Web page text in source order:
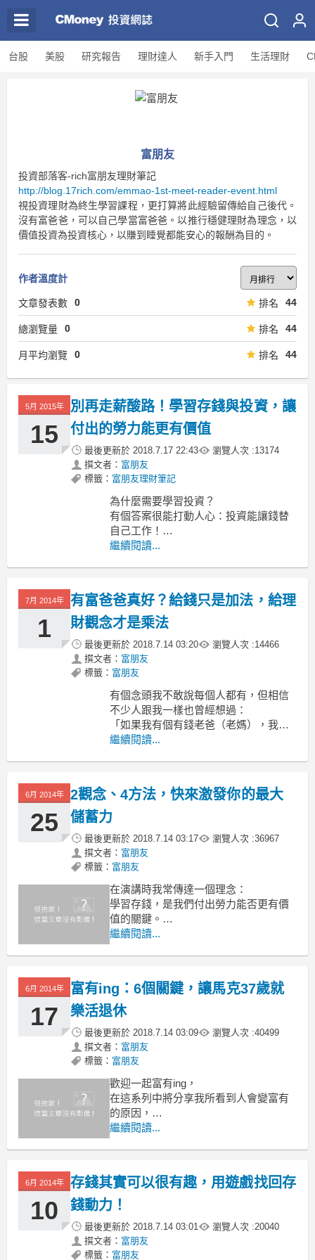
台股 美股 研究報告 理財達人 新手入門 生活理財
富朋友
投資部落客-rich富朋友理財筆記
http://blog.17rich.com/emmao-1st-meet-reader-event.html
視投資理財為終生學習課程，更打算將此經驗留傳給自己後代。
沒有富爸爸，可以自己學當富爸爸。以推行穩健理財為理念，以
價值投資為投資核心，以賺到睡覺都能安心的報酬為目的。
作者溫度計
文章發表數 0 排名 44
總瀏覽量 0 排名 44
月平均瀏覽 0 排名 44
5月 2015年
15
別再走薪酸路！學習存錢與投資，讓
付出的勞力能更有價值
最後更新於 2018.7.17 22:43 瀏覽人次 :13174
撰文者： 富朋友
標籤： 富朋友理財筆記
為什麼需要學習投資？
有個答案很能打動人心：投資能讓錢替
自己工作！
「哇！這也太棒了吧！」
真好，
我將有更多的時間可以運用，工作上的
壓力也不會那麼大，
繼續閱讀...
7月 2014年
1
有富爸爸真好？給錢只是加法，給理
財觀念才是乘法
最後更新於 2018.7.14 03:20 瀏覽人次 :14466
撰文者： 富朋友
標籤： 富朋友
有個念頭我不敢說每個人都有，但相信
不少人跟我一樣也曾經想過：
「如果我有個有錢老爸（老媽），我現
在早就可以 _______ 。」
做善事、血拼不用看價錢、旅行不用排
時間等等。
事實上這些靠父母的事當然沒有發生，
繼續閱讀...
6月 2014年
25
2觀念、4方法，快來激發你的最大
儲蓄力
最後更新於 2018.7.14 03:17 瀏覽人次 :36967
撰文者： 富朋友
標籤： 富朋友
在演講時我常傳達一個理念：
學習存錢，是我們付出勞力能否更有價
值的關鍵。
收入，
能留在身邊理財，
長久下來絕對是財富的差距。
繼續閱讀...
6月 2014年
17
富有ing：6個關鍵，讓馬克37歲就
樂活退休
最後更新於 2018.7.14 03:09 瀏覽人次 :40499
撰文者： 富朋友
標籤： 富朋友
歡迎一起富有ing，
在這系列中將分享我所看到人會變富有
的原因，
希望你也能帶走一些資訊，讓自己愈變
雖然出自舊文，不過我覺得有幾點仍值
得整理出來分享。
繼續閱讀...
6月 2014年
10
存錢其實可以很有趣，用遊戲找回存
錢動力！
最後更新於 2018.7.14 03:01 瀏覽人次 :20040
撰文者： 富朋友
標籤： 富朋友